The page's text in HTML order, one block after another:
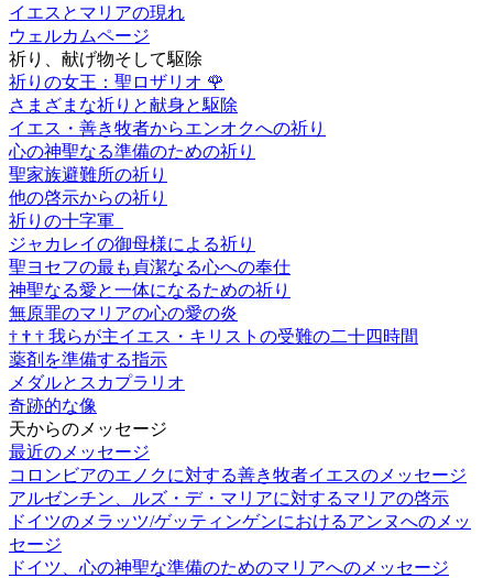
イエスとマリアの現れ
ウェルカムページ
祈り、献げ物そして駆除
祈りの女王：聖ロザリオ 🌹
さまざまな祈りと献身と駆除
イエス・善き牧者からエンオクへの祈り
心の神聖なる準備のための祈り
聖家族避難所の祈り
他の啓示からの祈り
祈りの十字軍
ジャカレイの御母様による祈り
聖ヨセフの最も貞潔なる心への奉仕
神聖なる愛と一体になるための祈り
無原罪のマリアの心の愛の炎
† † † 我らが主イエス・キリストの受難の二十四時間
薬剤を準備する指示
メダルとスカプラリオ
奇跡的な像
天からのメッセージ
最近のメッセージ
コロンビアのエノクに対する善き牧者イエスのメッセージ
アルゼンチン、ルズ・デ・マリアに対するマリアの啓示
ドイツのメラッツ/ゲッティンゲンにおけるアンヌへのメッ
セージ
ドイツ、心の神聖な準備のためのマリアへのメッセージ